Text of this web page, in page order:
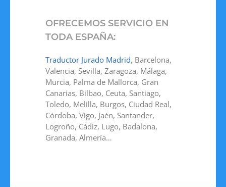
OFRECEMOS SERVICIO EN
TODA ESPAÑA:
Traductor Jurado Madrid, Barcelona,
Valencia, Sevilla, Zaragoza, Málaga,
Murcia, Palma de Mallorca, Gran
Canarias, Bilbao, Ceuta, Santiago,
Toledo, Melilla, Burgos, Ciudad Real,
Córdoba, Vigo, Jaén, Santander,
Logroño, Cádiz, Lugo, Badalona,
Granada, Almería…